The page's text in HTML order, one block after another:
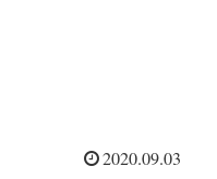
2020.09.03